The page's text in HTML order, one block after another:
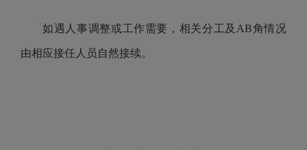
如遇人事调整或工作需要，相关分工及AB角情况
由相应接任人员自然接续。